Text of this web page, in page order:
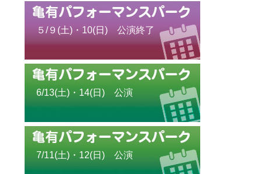
５/９(土)・10(日) 公演終了
6/13(土)・14(日) 公演
7/11(土)・12(日) 公演